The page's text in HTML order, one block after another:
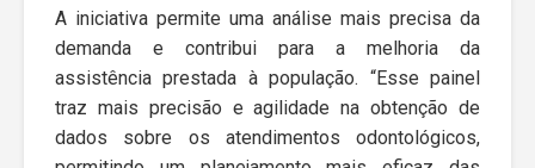
A iniciativa permite uma análise mais precisa da
demanda e contribui para a melhoria da
assistência prestada à população. “Esse painel
traz mais precisão e agilidade na obtenção de
dados sobre os atendimentos odontológicos,